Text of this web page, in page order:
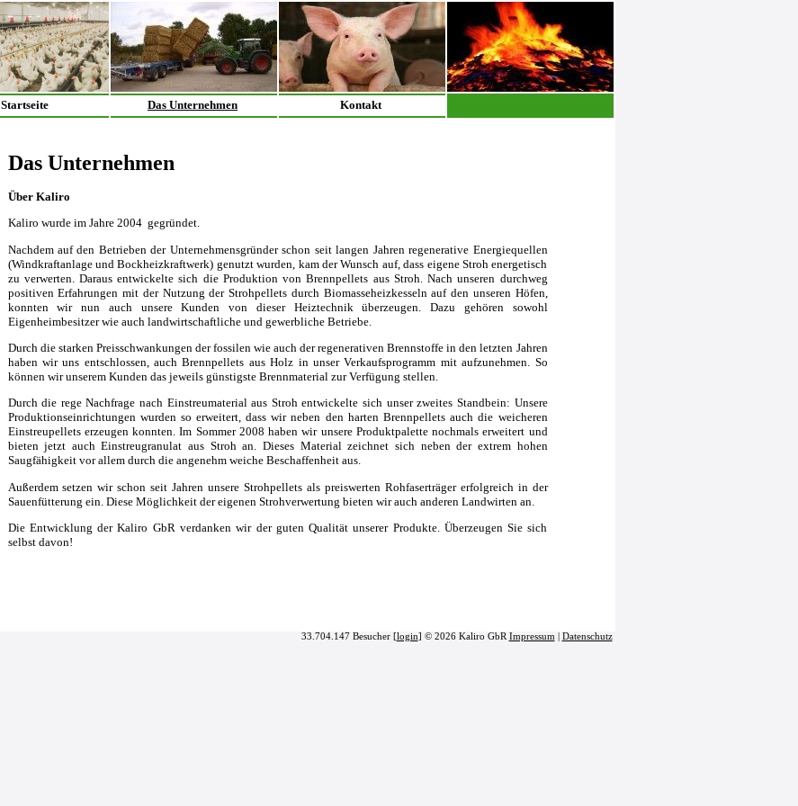
Startseite Das Unternehmen Kontakt
Das Unternehmen
Über Kaliro
Kaliro wurde im Jahre 2004 gegründet.
Nachdem auf den Betrieben der Unternehmensgründer schon seit langen Jahren regenerative Energiequellen
(Windkraftanlage und Bockheizkraftwerk) genutzt wurden, kam der Wunsch auf, dass eigene Stroh energetisch
zu verwerten. Daraus entwickelte sich die Produktion von Brennpellets aus Stroh. Nach unseren durchweg
positiven Erfahrungen mit der Nutzung der Strohpellets durch Biomasseheizkesseln auf den unseren Höfen,
konnten wir nun auch unsere Kunden von dieser Heiztechnik überzeugen. Dazu gehören sowohl
Eigenheimbesitzer wie auch landwirtschaftliche und gewerbliche Betriebe.
Durch die starken Preisschwankungen der fossilen wie auch der regenerativen Brennstoffe in den letzten Jahren
haben wir uns entschlossen, auch Brennpellets aus Holz in unser Verkaufsprogramm mit aufzunehmen. So
können wir unserem Kunden das jeweils günstigste Brennmaterial zur Verfügung stellen.
Durch die rege Nachfrage nach Einstreumaterial aus Stroh entwickelte sich unser zweites Standbein: Unsere
Produktionseinrichtungen wurden so erweitert, dass wir neben den harten Brennpellets auch die weicheren
Einstreupellets erzeugen konnten. Im Sommer 2008 haben wir unsere Produktpalette nochmals erweitert und
bieten jetzt auch Einstreugranulat aus Stroh an. Dieses Material zeichnet sich neben der extrem hohen
Saugfähigkeit vor allem durch die angenehm weiche Beschaffenheit aus.
Außerdem setzen wir schon seit Jahren unsere Strohpellets als preiswerten Rohfaserträger erfolgreich in der
Sauenfütterung ein. Diese Möglichkeit der eigenen Strohverwertung bieten wir auch anderen Landwirten an.
Die Entwicklung der Kaliro GbR verdanken wir der guten Qualität unserer Produkte. Überzeugen Sie sich
selbst davon!
33.704.147 Besucher [login] © 2026 Kaliro GbR Impressum Datenschutz